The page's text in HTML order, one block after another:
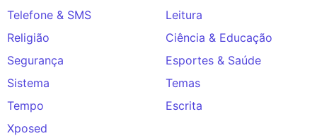
Telefone & SMS
Leitura
Religião
Ciência & Educação
Segurança
Esportes & Saúde
Sistema
Temas
Tempo
Escrita
Xposed